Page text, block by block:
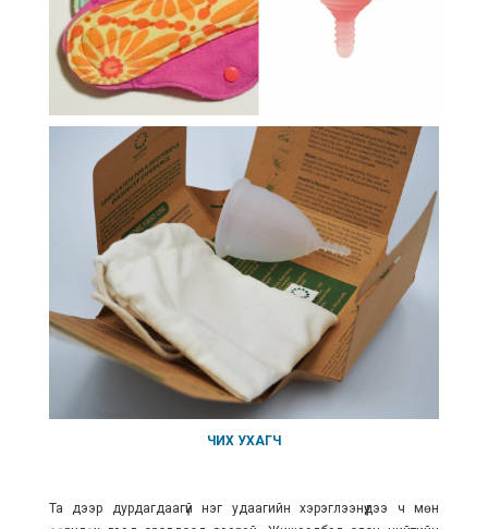
ЧИХ УХАГЧ
Та дээр дурдагдаагүй нэг удаагийн хэрэглээнүүдээ ч мөн